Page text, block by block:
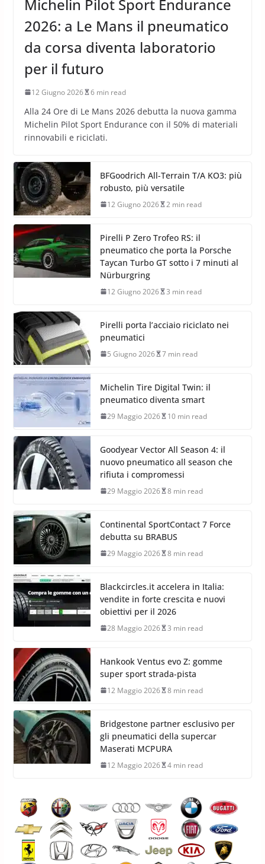
Michelin Pilot Sport Endurance
2026: a Le Mans il pneumatico
da corsa diventa laboratorio
per il futuro
12 Giugno 2026 6 min read
Alla 24 Ore di Le Mans 2026 debutta la nuova gamma
Michelin Pilot Sport Endurance con il 50% di materiali
rinnovabili e riciclati.
BFGoodrich All-Terrain T/A KO3: più
robusto, più versatile
12 Giugno 2026 2 min read
Pirelli P Zero Trofeo RS: il
pneumatico che porta la Porsche
Taycan Turbo GT sotto i 7 minuti al
Nürburgring
12 Giugno 2026 3 min read
Pirelli porta l’acciaio riciclato nei
pneumatici
5 Giugno 2026 7 min read
Michelin Tire Digital Twin: il
pneumatico diventa smart
29 Maggio 2026 10 min read
Goodyear Vector All Season 4: il
nuovo pneumatico all season che
rifiuta i compromessi
29 Maggio 2026 8 min read
Continental SportContact 7 Force
debutta su BRABUS
29 Maggio 2026 8 min read
Blackcircles.it accelera in Italia:
vendite in forte crescita e nuovi
obiettivi per il 2026
28 Maggio 2026 3 min read
Hankook Ventus evo Z: gomme
super sport strada-pista
12 Maggio 2026 8 min read
Bridgestone partner esclusivo per
gli pneumatici della supercar
Maserati MCPURA
12 Maggio 2026 4 min read